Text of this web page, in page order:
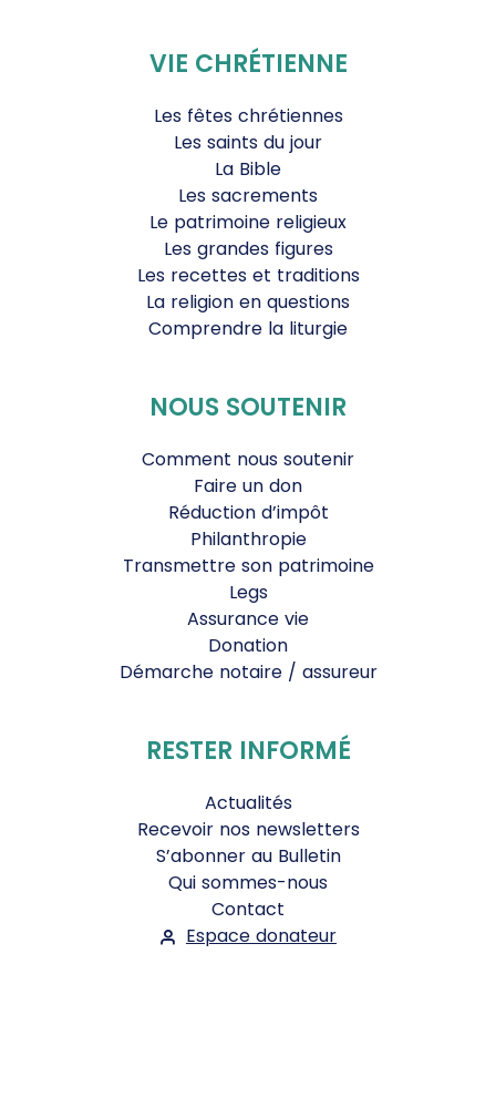
VIE CHRÉTIENNE
Les fêtes chrétiennes
Les saints du jour
La Bible
Les sacrements
Le patrimoine religieux
Les grandes figures
Les recettes et traditions
La religion en questions
Comprendre la liturgie
NOUS SOUTENIR
Comment nous soutenir
Faire un don
Réduction d’impôt
Philanthropie
Transmettre son patrimoine
Legs
Assurance vie
Donation
Démarche notaire / assureur
RESTER INFORMÉ
Actualités
Recevoir nos newsletters
S’abonner au Bulletin
Qui sommes-nous
Contact
Espace donateur